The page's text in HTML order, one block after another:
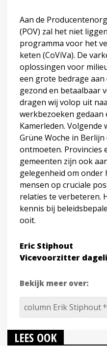
Aan de
(POV) zal het niet
programma voor het
keten (CoViVa). De
oplossingen voor
een grote bedrage
gezond en betaalbaar
dragen wij volop uit
werkbezoeken gedaan
Kamerleden. Volgende
Grüne Woche in
ontmoeten. Provincies
gemeenten zijn ook
gelegenheid om
mensen op cruciale
relaties te verbeteren.
kennis bij
ooit.
Eric Stiphout
Vicevoorzitter
Bekijk meer over:
column Erik Stiphout
LEES OOK